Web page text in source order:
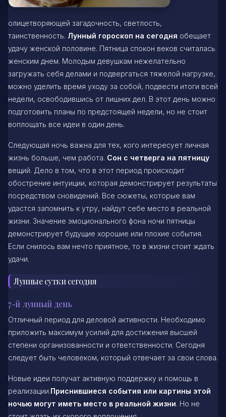
олицетворяющей загадочность, светлость,
таинственность. Лунный гороскоп на сегодня обещает
удачу женской половине. Пятница спокон веков считалась
женским днем. Молодым девушкам нежелательно
загружать себя делами и подвергаться тяжелой нагрузке,
можно уделить время уходу за собой, подвести итоги всей
недели, освободившись от лишних дел. В этот день можно
подготовить планы по предстоящей недели, но не стоит
воплощать все идеи в один день.
Следующая ночь важна для тех, кого интересует личная
жизнь больше, чем работа. Сон с четверга на пятницу
вещий. Дело в том, что в этот период происходит
обострение интуиции, которая демонстрирует результаты
посредством сновидений. Все сюжеты, которые вам
удастся запомнить к утру, найдут себе место в реальной
жизни. Значение эмоционального фона ночи пятницы
демонстрирует будущие хорошие или плохие события.
Если снилось вам нечто приятное, то в жизни стоит ждать
удачи.
Лунные сутки сегодня
7-й лунный день
Отличный период для деловой активности. Необходимо
приложить максимум усилий для достижения высшей
степени организованности и ответственности. Сегодня
следует быть человеком, который отвечает за свои слова.
Новые идеи получат активную поддержку и помощь в
реализации.Приснившиеся события или картины этой
ночью могут иметь место в реальной жизни. Но не